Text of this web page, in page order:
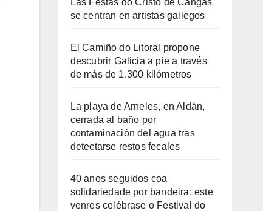
se centran en artistas gallegos
El Camiño do Litoral propone
descubrir Galicia a pie a través
de más de 1.300 kilómetros
La playa de Arneles, en Aldán,
cerrada al baño por
contaminación del agua tras
detectarse restos fecales
40 anos seguidos coa
solidariedade por bandeira: este
venres celébrase o Festival do